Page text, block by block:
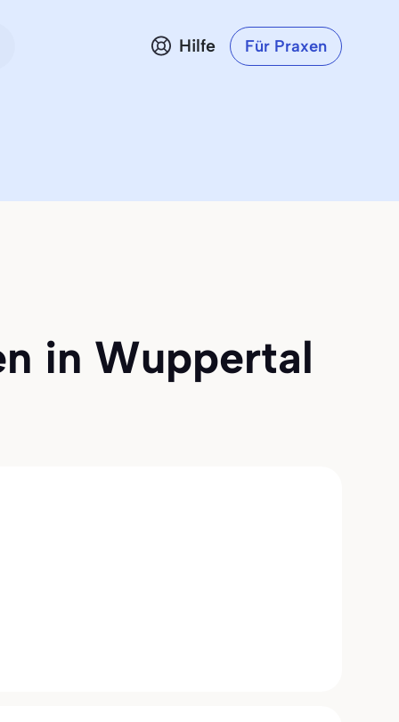
Hilfe Für Praxen
in Wuppertal